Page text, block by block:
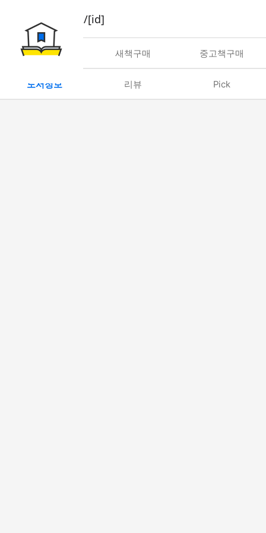
book/rent/[id]
대여 새책구매 중고책구매
도서정보 리뷰 Pick